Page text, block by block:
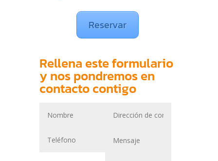
Reservar
Rellena este formulario
y nos pondremos en
contacto contigo